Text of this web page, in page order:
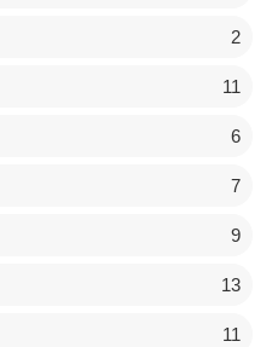
2
11
6
7
9
13
11